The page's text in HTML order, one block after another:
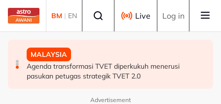
Skip to main content
BM | EN Live Log in
MALAYSIA
Tiada siasatan dibenarkan terhadap akaun Najib dalam
audit 1MDB - Tony Pua
MALAYSIA
Pasukan khas tangani ketirisan hasil pelabuhan masih
dalam perbincangan
MALAYSIA
Agenda transformasi TVET diperkukuh menerusi
pasukan petugas strategik TVET 2.0
Advertisement